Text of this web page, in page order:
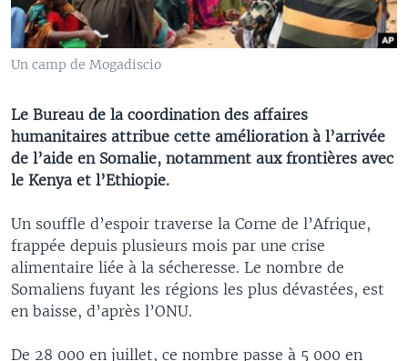
Un camp de Mogadiscio
Le Bureau de la coordination des affaires
humanitaires attribue cette amélioration à l’arrivée
de l’aide en Somalie, notamment aux frontières avec
le Kenya et l’Ethiopie.
Un souffle d’espoir traverse la Corne de l’Afrique,
frappée depuis plusieurs mois par une crise
alimentaire liée à la sécheresse. Le nombre de
Somaliens fuyant les régions les plus dévastées, est
en baisse, d’après l’ONU.
De 28 000 en juillet, ce nombre passe à 5 000 en